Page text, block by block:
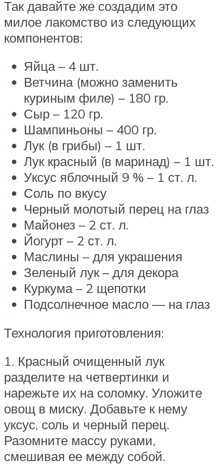
Так давайте же создадим это
милое лакомство из следующих
компонентов:
Яйца – 4 шт.
Ветчина (можно заменить
куриным филе) – 180 гр.
Сыр – 120 гр.
Шампиньоны – 400 гр.
Лук (в грибы) – 1 шт.
Лук красный (в маринад) – 1 шт.
Уксус яблочный 9 % – 1 ст. л.
Соль по вкусу
Черный молотый перец на глаз
Майонез – 2 ст. л.
Йогурт – 2 ст. л.
Маслины – для украшения
Зеленый лук – для декора
Куркума – 2 щепотки
Подсолнечное масло — на глаз
Технология приготовления:
1. Красный очищенный лук
разделите на четвертинки и
нарежьте их на соломку. Уложите
овощ в миску. Добавьте к нему
уксус, соль и черный перец.
Разомните массу руками,
смешивая ее между собой.